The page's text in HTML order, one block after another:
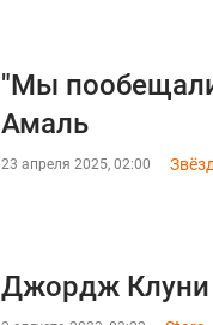
"Мы
Амаль
23 апреля 2025, 02:00
Джордж Клуни